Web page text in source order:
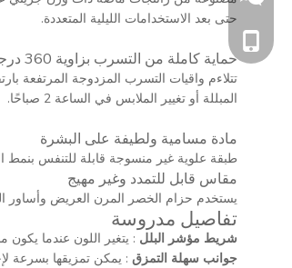
حتى بعد الاستخدامات الليلية المتعددة.
حماية كاملة من التسرب بزاوية 360 درجة
المبللة أو تغيير الملابس في الساعة 2 صباحًا.
مادة مسامية ولطيفة على البشرة
طبقة علوية غير منسوجة قابلة للتنفس
مقاس قابل للتمدد وغير مهيج
يستخدم حزام الخصر المرن العريض وأساور
تفاصيل مدروسة
شريط مؤشر البلل : يتغير اللون عندما يكون
جوانب سهلة التمزق : يمكن تمزيقها بسرعة
+86
+86